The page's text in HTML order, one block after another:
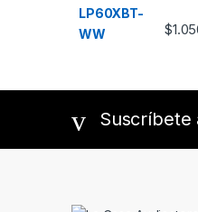
$
Suscríbete